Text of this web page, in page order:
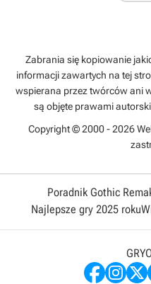
Zabrania się kopiowanie
informacji zawartych na tej
wspierana przez twórców ani
są objęte prawami
Copyright © 2000 - 2026
Poradnik Gothic
Najlepsze gry 2025 roku